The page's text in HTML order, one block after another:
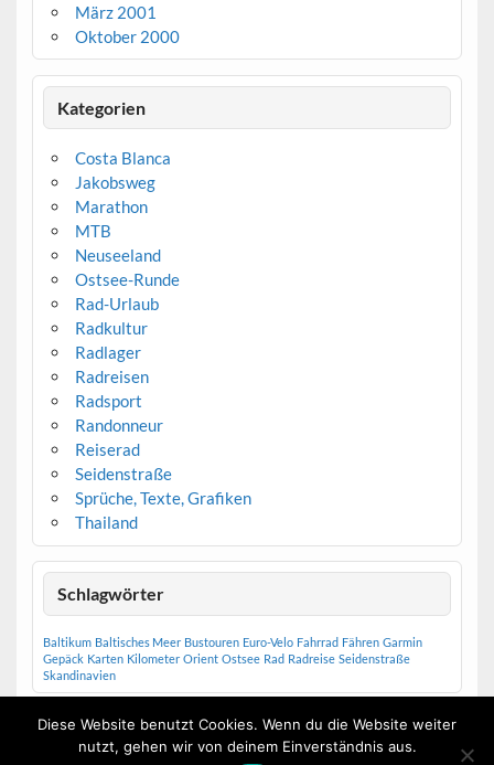
März 2001
Oktober 2000
Kategorien
Costa Blanca
Jakobsweg
Marathon
MTB
Neuseeland
Ostsee-Runde
Rad-Urlaub
Radkultur
Radlager
Radreisen
Radsport
Randonneur
Reiserad
Seidenstraße
Sprüche, Texte, Grafiken
Thailand
Schlagwörter
Baltikum Baltisches Meer Bustouren Euro-Velo Fahrrad Fähren Garmin
Gepäck Karten Kilometer Orient Ostsee Rad Radreise Seidenstraße
Skandinavien
Diese Website benutzt Cookies. Wenn du die Website weiter
nutzt, gehen wir von deinem Einverständnis aus.